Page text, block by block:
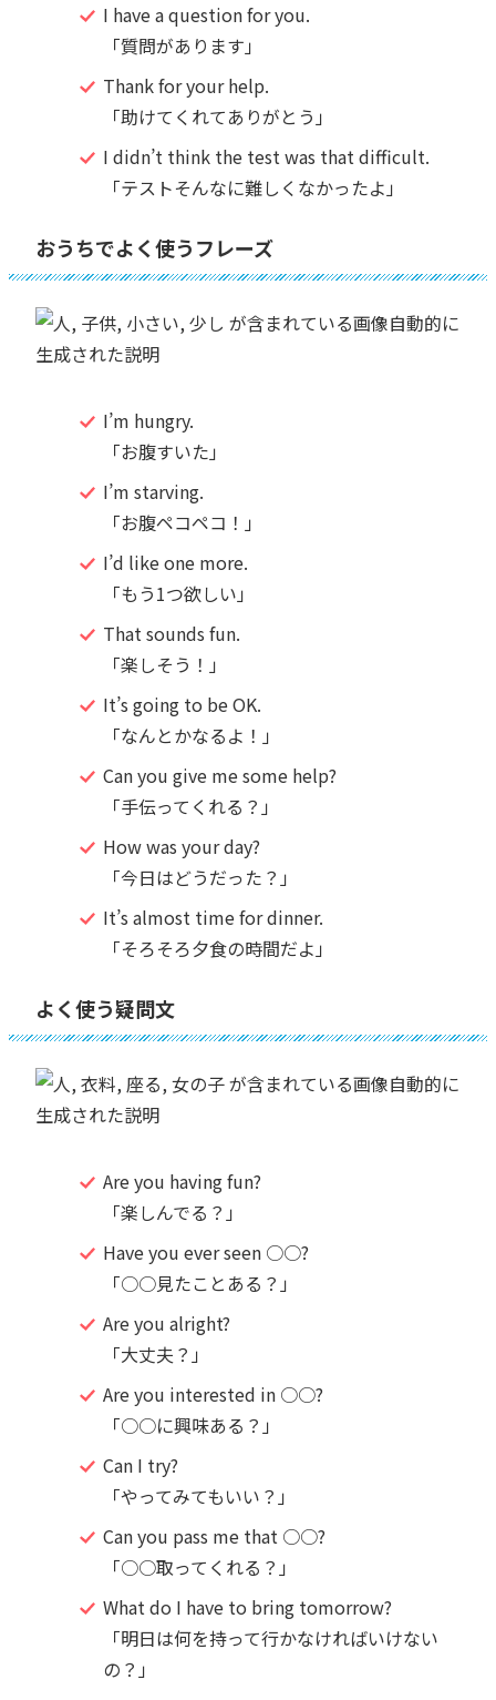
I have a question for you.
「質問があります」
Thank for your help.
「助けてくれてありがとう」
I didn’t think the test was that difficult.
「テストそんなに難しくなかったよ」
おうちでよく使うフレーズ
I’m hungry.
「お腹すいた」
I’m starving.
「お腹ペコペコ！」
I’d like one more.
「もう1つ欲しい」
That sounds fun.
「楽しそう！」
It’s going to be OK.
「なんとかなるよ！」
Can you give me some help?
「手伝ってくれる？」
How was your day?
「今日はどうだった？」
It’s almost time for dinner.
「そろそろ夕食の時間だよ」
よく使う疑問文
Are you having fun?
「楽しんでる？」
Have you ever seen ○○?
「○○見たことある？」
Are you alright?
「大丈夫？」
Are you interested in ○○?
「○○に興味ある？」
Can I try?
「やってみてもいい？」
Can you pass me that ○○?
「○○取ってくれる？」
What do I have to bring tomorrow?
「明日は何を持って行かなければいけない
の？」